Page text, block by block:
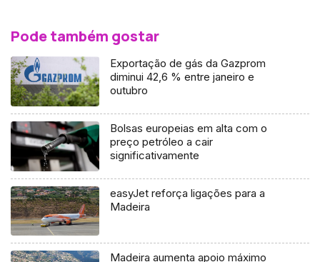
Pode também gostar
Exportação de gás da Gazprom
diminui 42,6 % entre janeiro e
outubro
Bolsas europeias em alta com o
preço petróleo a cair
significativamente
easyJet reforça ligações para a
Madeira
Madeira aumenta apoio máximo